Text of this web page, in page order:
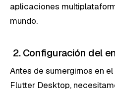
aplicaciones
mundo.
2. Configuración del
Antes de sumergirnos en
Flutter Desktop,